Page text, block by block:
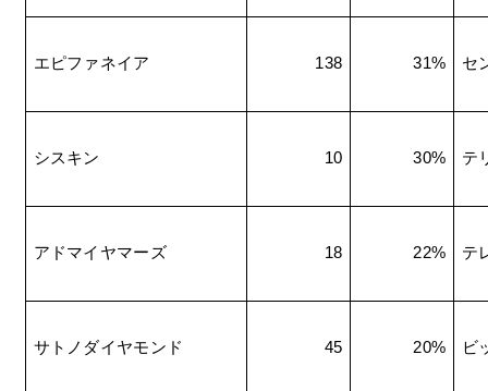
エピファネイア 138 31% セ
シスキン 10 30% テ
アドマイヤマーズ 18 22% テ
サトノダイヤモンド 45 20% ビ